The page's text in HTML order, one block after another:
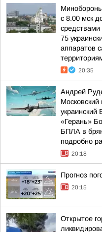
с 8.00 мск
75
аппаратов
20:35
Андрей
Московский
«Герань»
БПЛА в
подробно
20:18
Прогноз
20:15
Открытое